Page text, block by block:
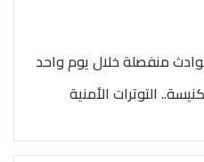
التوترات الأمنية